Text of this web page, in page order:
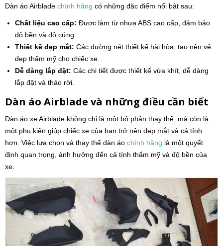
Dàn áo Airblade chính hãng có những đặc điểm nổi bật sau:
Chất liệu cao cấp: Được làm từ nhựa ABS cao cấp, đảm bảo
độ bền và độ cứng.
Thiết kế đẹp mắt: Các đường nét thiết kế hài hòa, tạo nên vẻ
đẹp thẩm mỹ cho chiếc xe.
Dễ dàng lắp đặt: Các chi tiết được thiết kế vừa khít, dễ dàng
lắp đặt và tháo rời.
Dàn áo Airblade và những điều cần biết
Dàn áo xe Airblade không chỉ là một bộ phận thay thế, mà còn là
một phụ kiện giúp chiếc xe của bạn trở nên đẹp mắt và cá tính
hơn. Việc lựa chọn và thay thế dàn áo chính hãng là một quyết
định quan trọng, ảnh hưởng đến cả tính thẩm mỹ và độ bền của
xe.